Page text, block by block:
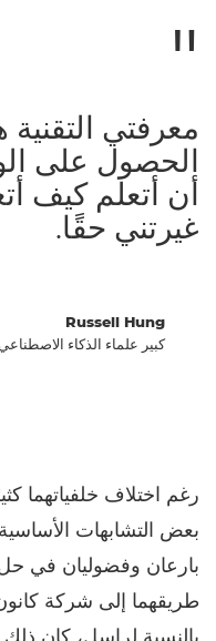
Russell Hung
كبير علماء الذكاء
معرفتي
الحصول على
أن أتعلم كيف
غيرتني حقًا.
رغم اختلاف خلفياتهما
بعض التشابهات
بارعان وفضوليان في
طريقهما إلى شركة